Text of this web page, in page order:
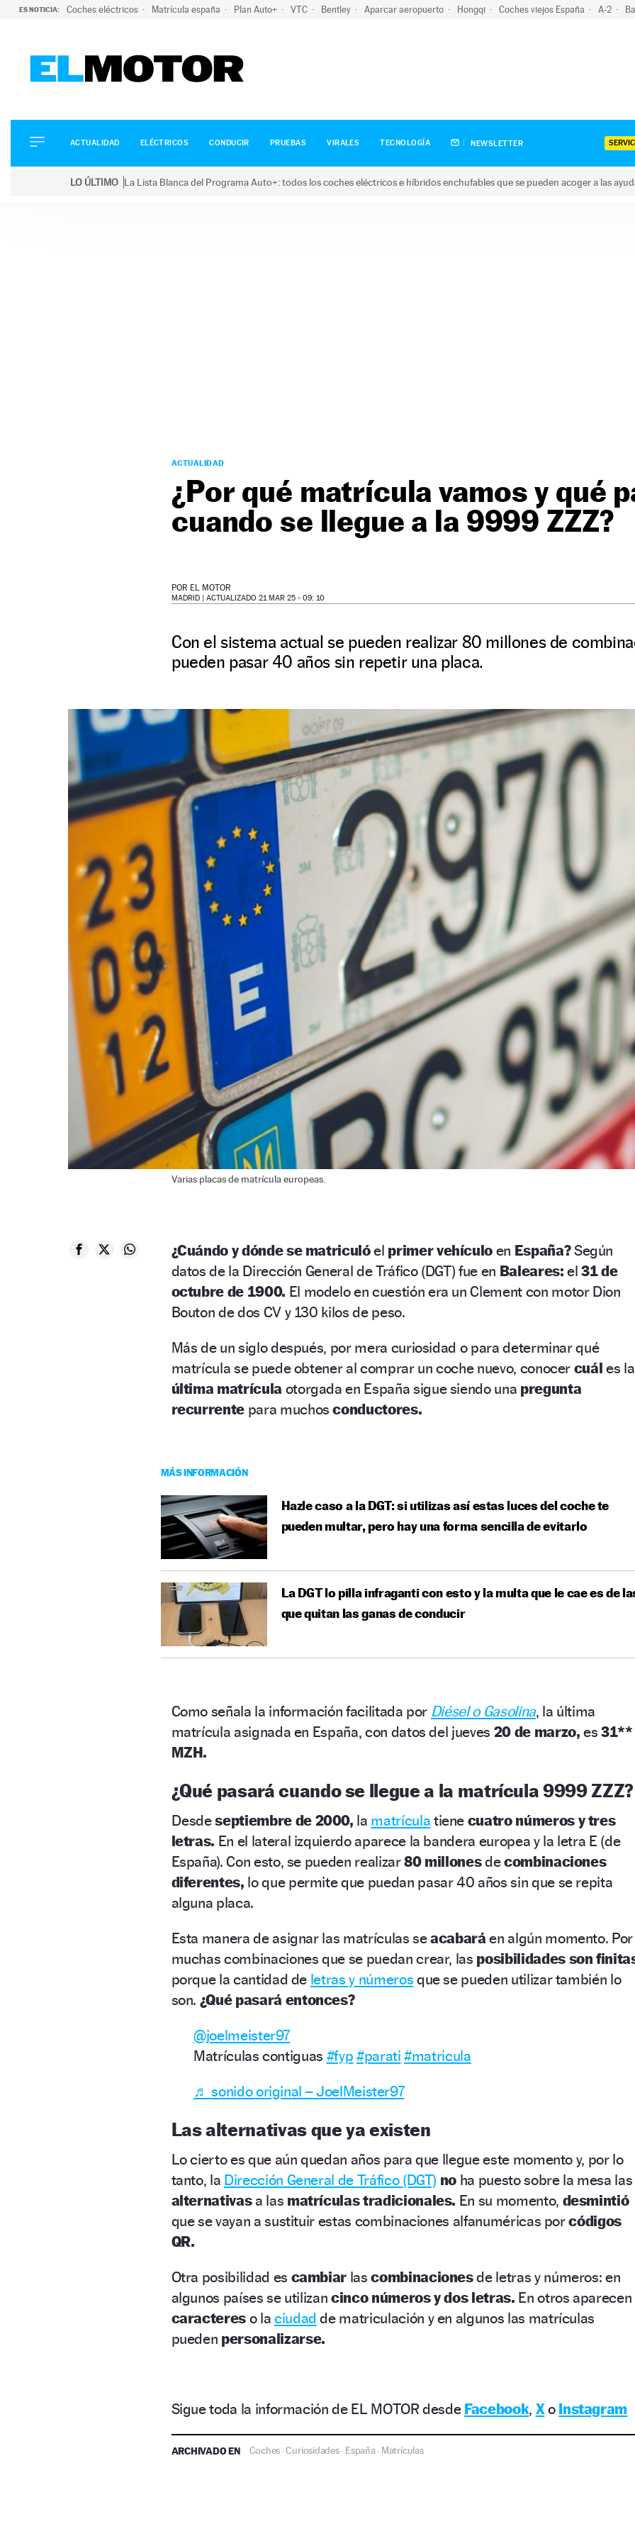
ES NOTICIA: Coches eléctricos Matrícula españa Plan Auto+ VTC Bentley Aparcar aeropuerto Hongqi Coches viejos España A-2
ELÉCTRICOS
CONDUCIR
ACTUALIDAD ELÉCTRICOS CONDUCIR PRUEBAS VIRALES TECNOLOGÍA NEWSLETTER
LO ÚLTIMO La Lista Blanca del Programa Auto+: todos los coches eléctricos e híbridos enchufables que se pueden acoger a las
ACTUALIDAD
¿Por qué matrícula vamos y qué
cuando se llegue a la 9999 ZZZ?
POR EL MOTOR
MADRID | ACTUALIZADO 21 MAR 25 - 09: 10
Con el sistema actual se pueden realizar 80 millones de
pueden pasar 40 años sin repetir una placa.
Varias placas de matrícula europeas.
¿Cuándo y dónde se matriculóel primer vehículo en España?Según
datos de la Dirección General de Tráfico (DGT) fue en Baleares:el31 de
octubre de 1900. El modelo en cuestión era un Clement con motor Dion
Bouton de dos CV y 130 kilos de peso.
Más de un siglo después, por mera curiosidad o para determinar qué
matrícula se puede obtener al comprar un coche nuevo, conocer cuáles la
última matrícula otorgada en España sigue siendo una pregunta
recurrente para muchosconductores.
MÁS INFORMACIÓN
Hazle caso a la DGT: si utilizas así estas luces del coche te
pueden multar, pero hay una forma sencilla de evitarlo
La DGT lo pilla infraganti con esto y la multa que le cae es de
que quitan las ganas de conducir
Como señala la información facilitada por Diésel o Gasolina, la última
matrícula asignada en España, con datos del jueves 20 de marzo, es31**
MZH.
¿Qué pasará cuando se llegue a la matrícula 9999 ZZZ?
Desdeseptiembre de 2000, la matrícula tiene cuatro números y tres
letras. En el lateral izquierdo aparece la bandera europea y la letra E (de
España). Con esto, se pueden realizar80 millonesdecombinaciones
diferentes, lo que permite que puedan pasar 40 años sin que se repita
alguna placa.
Esta manera de asignar las matrículas seacabará en algún momento. Por
muchas combinaciones que se puedan crear, las posibilidades son
porque la cantidad de letras y números que se pueden utilizar también lo
son. ¿Qué pasará entonces?
@joelmeister97
Matrículas contiguas #fyp #parati #matricula
♬ sonido original – JoelMeister97
Las alternativas que ya existen
Lo cierto es que aún quedan años para que llegue este momento y, por lo
tanto, la Dirección General de Tráfico (DGT) no ha puesto sobre la mesa las
alternativasa las matrículas tradicionales. En su momento, desmintió
que se vayan a sustituir estas combinaciones alfanuméricas porcódigos
QR.
Otra posibilidad es cambiar lascombinacionesde letras y números: en
algunos países se utilizancinco números y dos letras. En otros aparecen
caracteres o la ciudad de matriculación y en algunos las matrículas
pueden personalizarse.
Sigue toda la información de EL MOTOR desde Facebook, Xo Instagram
ARCHIVADO EN Coches ·Curiosidades· España· Matrículas